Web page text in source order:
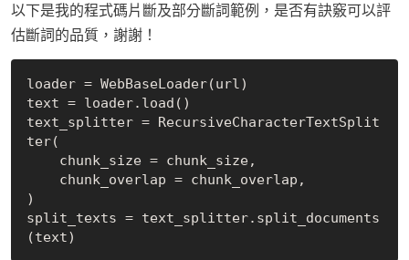
以下是我的程式碼片斷及部分斷詞範例，是否有訣竅可以評
估斷詞的品質，謝謝！
loader = WebBaseLoader(url)
text = loader.load()
text_splitter = RecursiveCharacterTextSplit
ter(
)
split_texts = text_splitter.split_documents